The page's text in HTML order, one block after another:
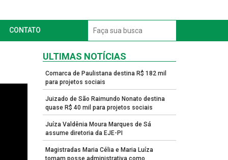
CONTATO
ULTIMAS NOTÍCIAS
Comarca de Paulistana destina R$ 182 mil
para projetos sociais
Juizado de São Raimundo Nonato destina
quase R$ 40 mil para projetos sociais
Juíza Valdênia Moura Marques de Sá
assume diretoria da EJE-PI
Magistradas Maria Célia e Maria Luíza
tomam posse administrativa como